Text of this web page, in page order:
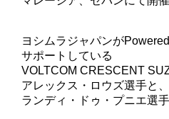
ヨシムラジャパンが
サポートしている
VOLTCOM CRESCENT
アレックス・ロウズ選手と、
ランディ・ドゥ・プニエ選手